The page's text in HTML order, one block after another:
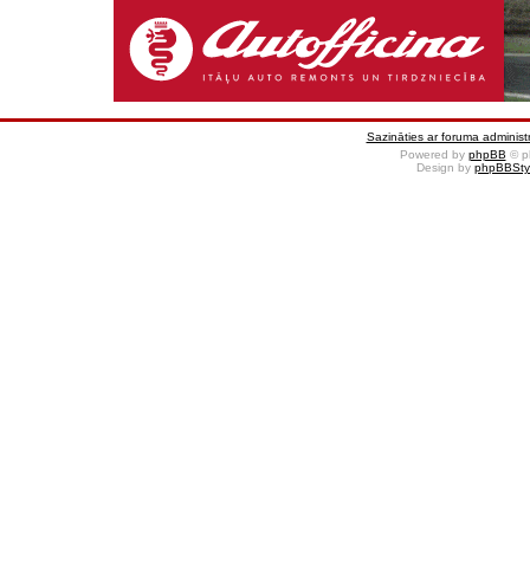
Sazināties ar foruma
Powered by phpBB ©
Design by